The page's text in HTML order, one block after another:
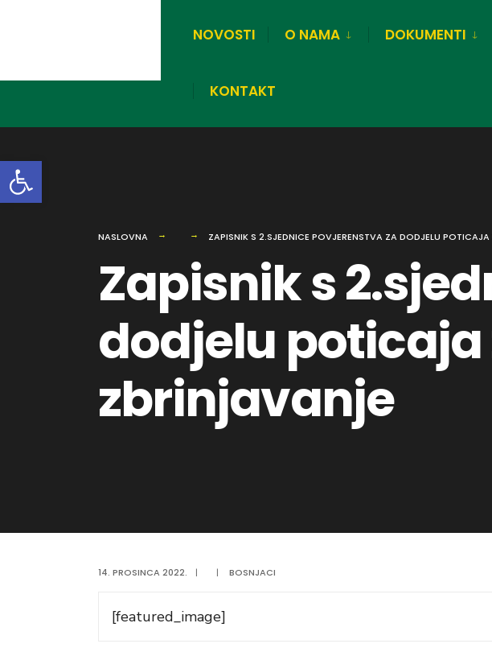
NOVOSTI O NAMA DOKUMENTI
KONTAKT
NASLOVNA ZAPISNIK S 2.SJEDNICE POVJERENSTVA ZA DODJELU
Zapisnik s
dodjelu
zbrinjavanje
14. PROSINCA 2022. | | BOSNJACI
[featured_image]
Open toolbar